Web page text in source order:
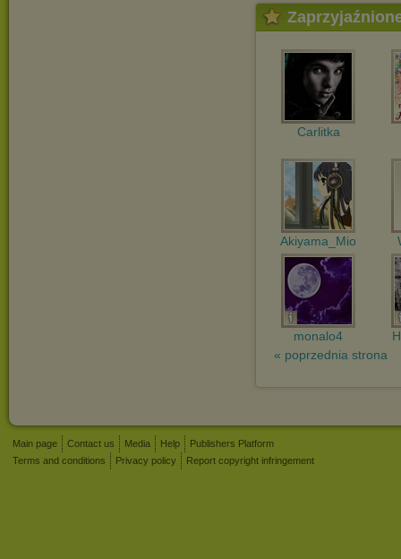
Carlitka
Akiyama_Mio
monalo4
« poprzednia strona
Main page Contact us Media Help
Publishers Platform
Terms and conditions
Privacy policy Report copyright infringement